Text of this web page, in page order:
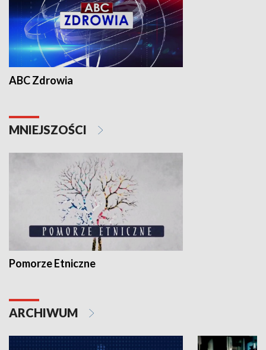
ABC Zdrowia
MNIEJSZOŚCI
Pomorze Etniczne
ARCHIWUM